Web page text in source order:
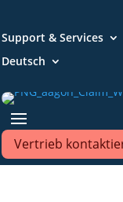
Support & Services
Deutsch
Vertrieb